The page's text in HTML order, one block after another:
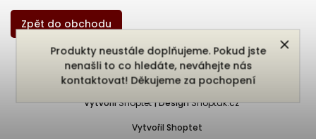
Produkty neustále doplňujeme. Pokud jste
nenašli to co hledáte, neváhejte nás
kontaktovat! Děkujeme za pochopení
Zpět do obchodu
Vytvořil Shoptet
Copyright 2026Bukefalos. Všechna práva vyhrazena.
Vytvořil Shoptet | Design Shoptak.cz